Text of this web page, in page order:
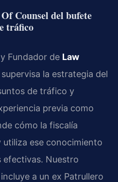
Counsel del bufete
tráfico
Fundador de Law
supervisa la estrategia del
de tráfico y
previa como
cómo la fiscalía
utiliza ese conocimiento
efectivas. Nuestro
a un ex Patrullero